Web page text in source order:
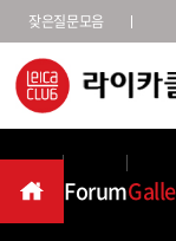
잦은질문모음
Forum